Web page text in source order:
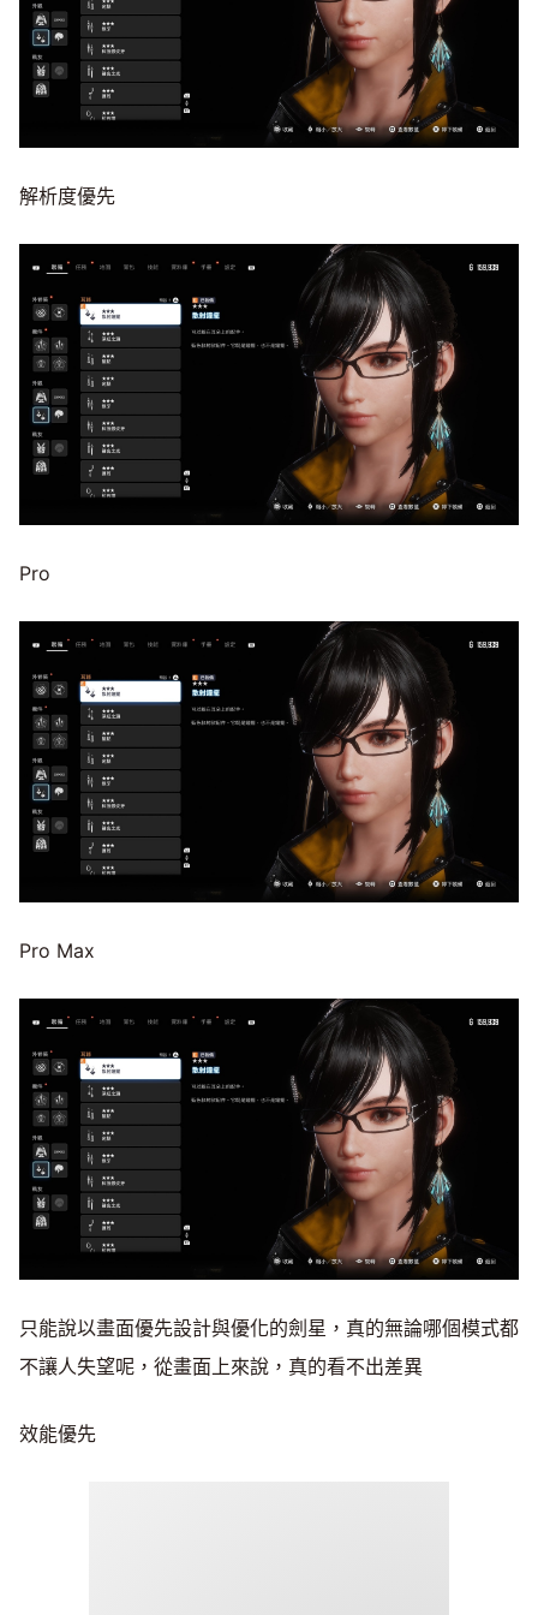
解析度優先
Pro
Pro Max
只能說以畫面優先設計與優化的劍星，真的無論哪個模式都
不讓人失望呢，從畫面上來說，真的看不出差異
效能優先